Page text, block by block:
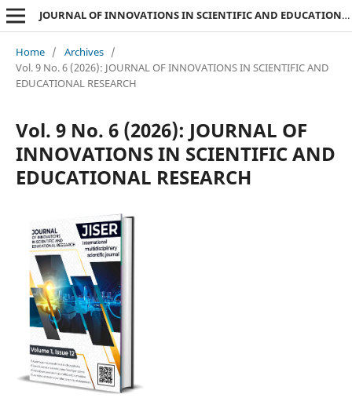
JOURNAL OF INNOVATIONS IN SCIENTIFIC AND EDUCATIONAL RESEARCH
Home / Archives /
Vol. 9 No. 6 (2026): JOURNAL OF INNOVATIONS IN SCIENTIFIC AND
EDUCATIONAL RESEARCH
Vol. 9 No. 6 (2026): JOURNAL OF
INNOVATIONS IN SCIENTIFIC AND
EDUCATIONAL RESEARCH